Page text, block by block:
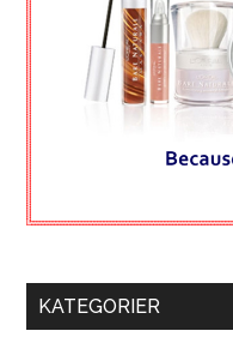
KATEGORIER